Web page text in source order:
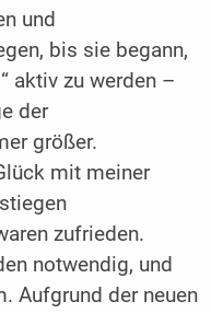
und
bis sie begann,
aktiv zu werden –
der
größer.
mit meiner
zufrieden.
notwendig, und
Aufgrund der neuen